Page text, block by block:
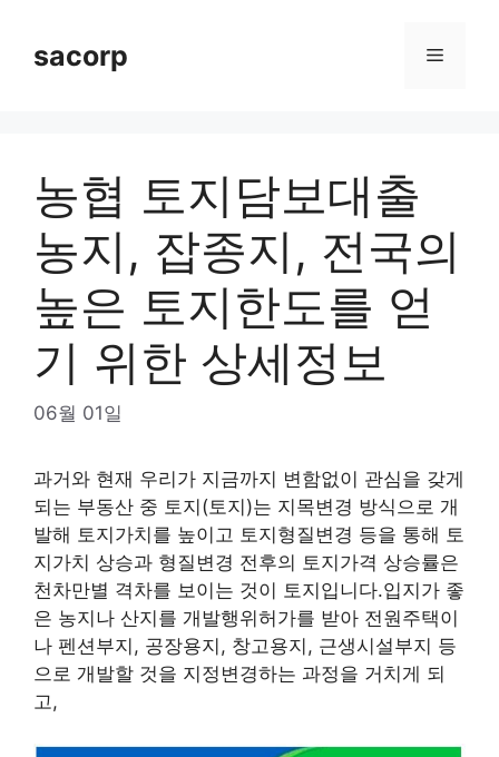
contentsacorp Menu
농협 토지담보대출
농지, 잡종지, 전국의
높은 토지한도를 얻
기 위한 상세정보
06월 01일
과거와 현재 우리가 지금까지 변함없이 관심을 갖게
되는 부동산 중 토지(토지)는 지목변경 방식으로 개
발해 토지가치를 높이고 토지형질변경 등을 통해 토
지가치 상승과 형질변경 전후의 토지가격 상승률은
천차만별 격차를 보이는 것이 토지입니다.입지가 좋
은 농지나 산지를 개발행위허가를 받아 전원주택이
나 펜션부지, 공장용지, 창고용지, 근생시설부지 등
으로 개발할 것을 지정변경하는 과정을 거치게 되
고,